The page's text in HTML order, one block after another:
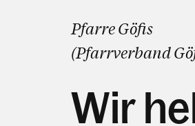
Pfarre Göfis
(Pfarrverband
Wir